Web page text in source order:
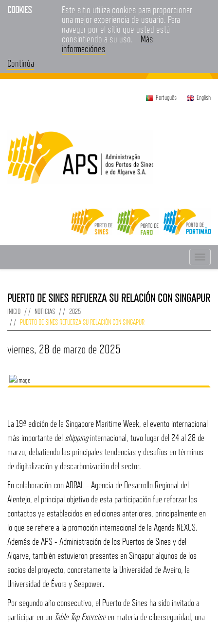
COOKIES
Este sitio utiliza cookies para proporcionar
una mejor experiencia de usuario. Para
navegar por el sitio que usted está
consintiendo a su uso. Más
informaciónes
Continúa
Português English
Toggle
PUERTO DE SINES REFUERZA SU RELACIÓN CON SINGAPUR
INICIO NOTICIAS
2025
PUERTO DE SINES REFUERZA SU RELACIÓN CON SINGAPUR
viernes, 28 de marzo de 2025
La 19ª edición de la Singapore Maritime Week, el evento internacional
más importante del shippinginternacional, tuvo lugar del 24 al 28 de
marzo, debatiendo las principales tendencias y desafíos en términos
de digitalización y descarbonización del sector.
En colaboración con ADRAL - Agencia de Desarrollo Regional del
Alentejo, el principal objetivo de esta participación fue reforzar los
contactos ya establecidos en ediciones anteriores, principalmente en
lo que se refiere a la promoción internacional de la Agenda NEXUS.
Además de APS - Administración de los Puertos de Sines y del
Algarve, también estuvieron presentes en Singapur algunos de los
socios del proyecto, concretamente la Universidad de Aveiro, la
Universidad de Évora y Seapower.
Por segundo año consecutivo, el Puerto de Sines ha sido invitado a
participar en un Table Top Exerciseen materia de ciberseguridad, una